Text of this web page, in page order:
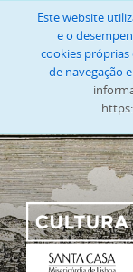
Este website
e o
cookies
de navegação